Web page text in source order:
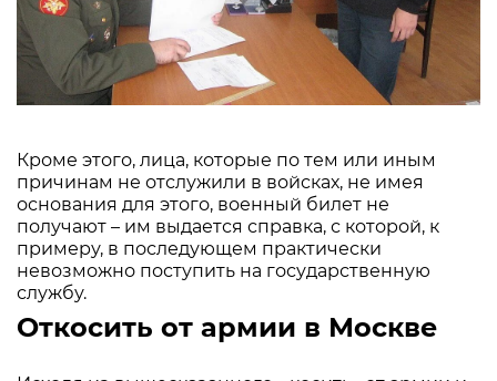
Кроме этого, лица, которые по тем или иным
причинам не отслужили в войсках, не имея
основания для этого, военный билет не
получают – им выдается справка, с которой, к
примеру, в последующем практически
невозможно поступить на государственную
службу.
Откосить от армии в Москве